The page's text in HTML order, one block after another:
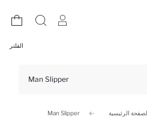
الفلتر
Man Slipper
الرئيسية Man Slipper